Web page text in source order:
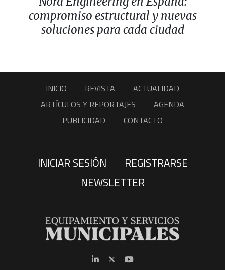
compromiso estructural y nuevas
soluciones para cada ciudad
INICIO REVISTA
ACTUALIDAD
ARTÍCULOS Y REPORTAJES
AGENDA
PUBLICIDAD
CONTACTO
INICIAR SESIÓN
REGISTRARSE
NEWSLETTER